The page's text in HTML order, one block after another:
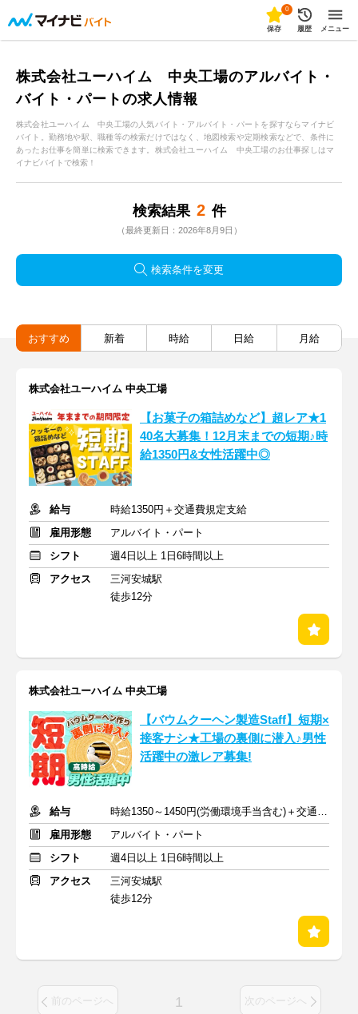
0
保存 履歴 メニュー
株式会社ユーハイム 中央工場のアルバイト・
バイト・パートの求人情報
株式会社ユーハイム 中央工場の人気バイト・アルバイト・パートを探すならマイナビ
バイト。勤務地や駅、職種等の検索だけではなく、地図検索や定期検索などで、条件に
あったお仕事を簡単に検索できます。株式会社ユーハイム 中央工場のお仕事探しはマ
イナビバイトで検索！
検索結果 2 件
（最終更新日：2026年8月9日）
検索条件を変更
おすすめ 新着 時給 日給 月給
株式会社ユーハイム 中央工場
【お菓子の箱詰めなど】超レア★1
40名大募集！12月末までの短期♪時
給1350円&女性活躍中◎
給与
時給1350円＋交通費規定支給
雇用形態
アルバイト・パート
シフト
週4日以上 1日6時間以上
アクセス
三河安城駅
徒歩12分
株式会社ユーハイム 中央工場
【バウムクーヘン製造Staff】短期×
接客ナシ★工場の裏側に潜入♪男性
活躍中の激レア募集!
給与
時給1350～1450円(労働環境手当含む)＋交通費規定支給
雇用形態
アルバイト・パート
シフト
週4日以上 1日6時間以上
アクセス
三河安城駅
徒歩12分
前のページへ 1 次のページへ